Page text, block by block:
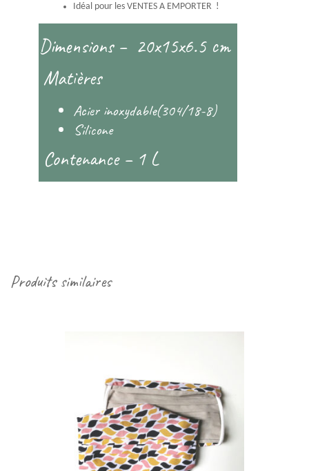
Idéal pour les VENTES A EMPORTER !
Dimensions – 20x15x6.5 cm
Matières
Acier inoxydable(304/18-8)
Silicone
Contenance – 1 L
Produits similaires